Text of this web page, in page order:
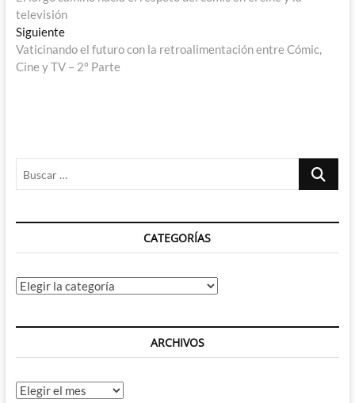
de
entradas
televisión
SiguienteEntrada
siguiente:
Vaticinando el futuro con la retroalimentación entre Cómic,
Cine y TV – 2º Parte
Buscar
CATEGORÍAS
Categorías
ARCHIVOS
Archivos